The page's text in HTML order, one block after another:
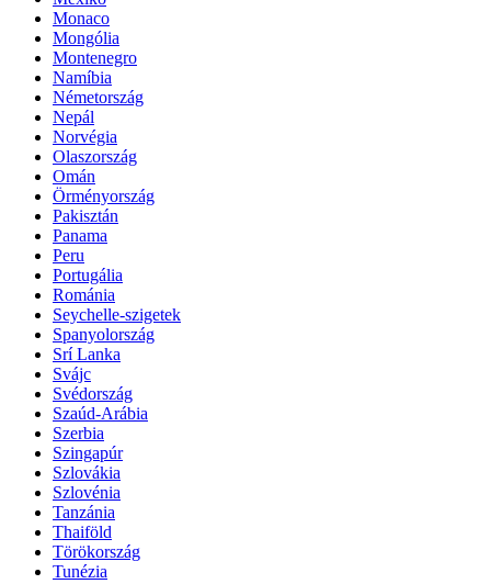
Monaco
Mongólia
Montenegro
Namíbia
Németország
Nepál
Norvégia
Olaszország
Omán
Örményország
Pakisztán
Panama
Peru
Portugália
Románia
Seychelle-szigetek
Spanyolország
Srí Lanka
Svájc
Svédország
Szaúd-Arábia
Szerbia
Szingapúr
Szlovákia
Szlovénia
Tanzánia
Thaiföld
Törökország
Tunézia